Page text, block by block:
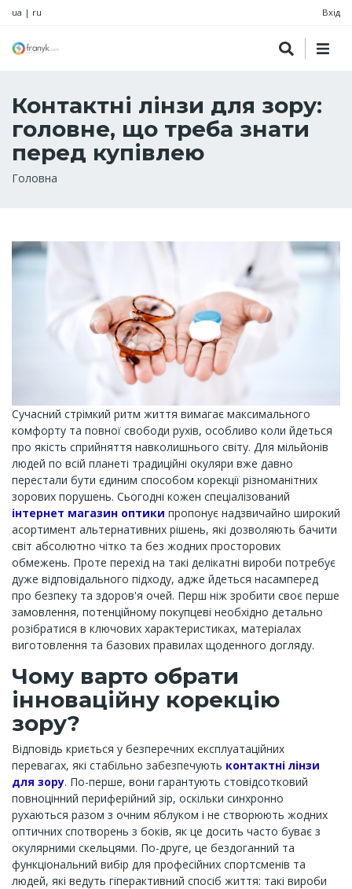
ua | ru Вхід
Контактні лінзи для зору:
головне, що треба знати
перед купівлею
Рядок
Головна
Сучасний стрімкий ритм життя вимагає максимального
комфорту та повної свободи рухів, особливо коли йдеться
про якість сприйняття навколишнього світу. Для мільйонів
людей по всій планеті традиційні окуляри вже давно
перестали бути єдиним способом корекції різноманітних
зорових порушень. Сьогодні кожен спеціалізований
інтернет магазин оптики пропонує надзвичайно широкий
асортимент альтернативних рішень, які дозволяють бачити
світ абсолютно чітко та без жодних просторових
обмежень. Проте перехід на такі делікатні вироби потребує
дуже відповідального підходу, адже йдеться насамперед
про безпеку та здоров'я очей. Перш ніж зробити своє перше
замовлення, потенційному покупцеві необхідно детально
розібратися в ключових характеристиках, матеріалах
виготовлення та базових правилах щоденного догляду.
Чому варто обрати
інноваційну корекцію
зору?
Відповідь криється у безперечних експлуатаційних
перевагах, які стабільно забезпечують контактні лінзи
для зору. По-перше, вони гарантують стовідсотковий
повноцінний периферійний зір, оскільки синхронно
рухаються разом з очним яблуком і не створюють жодних
оптичних спотворень з боків, як це досить часто буває з
окулярними скельцями. По-друге, це бездоганний та
функціональний вибір для професійних спортсменів та
людей, які ведуть гіперактивний спосіб життя: такі вироби